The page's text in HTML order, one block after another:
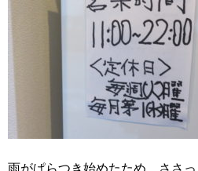
雨がぱらつき始めたため、ささっ